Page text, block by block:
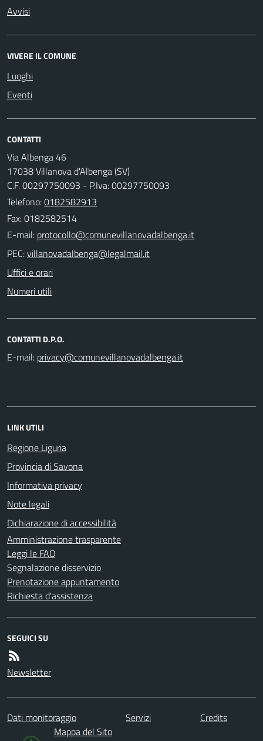
Avvisi
VIVERE IL COMUNE
Luoghi
Eventi
CONTATTI
Via Albenga 46
17038 Villanova d'Albenga (SV)
C.F. 00297750093 - P.Iva: 00297750093
Telefono:0182582913
Fax: 0182582514
E-mail:
PEC:
Uffici e orari
Numeri utili
CONTATTI D.P.O.
E-mail:
LINK UTILI
Regione Liguria
Provincia di Savona
Informativa privacy
Note legali
Dichiarazione di accessibilità
Amministrazione trasparente
Leggi le FAQ
Segnalazione disservizio
Prenotazione appuntamento
Richiesta d'assistenza
SEGUICI SU
Newsletter
Dati monitoraggio Servizi
Credits
Mappa del Sito